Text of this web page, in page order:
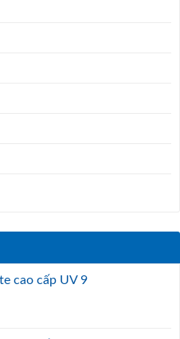
cao cấp UV 9